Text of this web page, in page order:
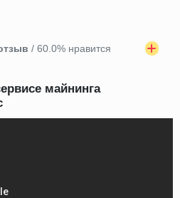
/ 60.0% нравится
майнинга